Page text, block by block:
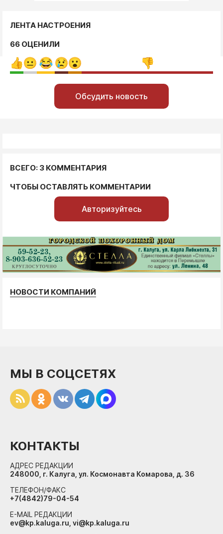
ЛЕНТА НАСТРОЕНИЯ
66 ОЦЕНИЛИ
Обсудить новость
ВСЕГО: 3 КОММЕНТАРИЯ
ЧТОБЫ ОСТАВЛЯТЬ КОММЕНТАРИИ
Авторизуйтесь
НОВОСТИ КОМПАНИЙ
МЫ В СОЦСЕТЯХ
КОНТАКТЫ
АДРЕС РЕДАКЦИИ
248000, г. Калуга, ул. Космонавта Комарова, д. 36
ТЕЛЕФОН/ФАКС
+7(4842)79-04-54
E-MAIL РЕДАКЦИИ
ev@kp.kaluga.ru, vi@kp.kaluga.ru